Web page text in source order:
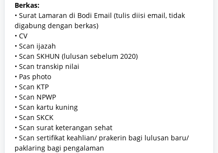
Berkas:
• Surat Lamaran di Bodi Email (tulis diisi email, tidak
digabung dengan berkas)
• CV
• Scan ijazah
• Scan SKHUN (lulusan sebelum 2020)
• Scan transkip nilai
• Pas photo
• Scan KTP
• Scan NPWP
• Scan kartu kuning
• Scan SKCK
• Scan surat keterangan sehat
• Scan sertifikat keahlian/ prakerin bagi lulusan baru/
paklaring bagi pengalaman